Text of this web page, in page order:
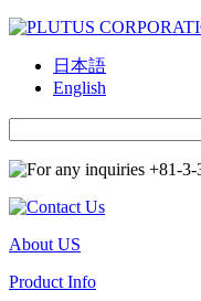
日本語
English
About US
Product Info